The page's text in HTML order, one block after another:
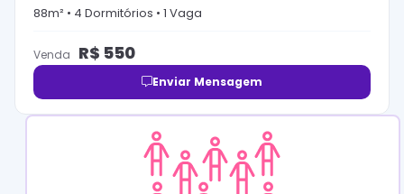
88m² • 4 Dormitórios • 1 Vaga
Venda R$ 550
Enviar Mensagem